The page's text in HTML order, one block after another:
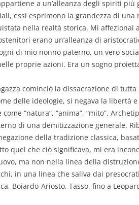
a un’alleanza degli spiriti
essi esprimono la grandezza di
nella realtà storica. Mi affezionai
erano un’alleanza di
di mio nonno paterno, un vero
proprie azioni. Era un sogno
cominciò la dissacrazione di
delle ideologie, si negava la libertà
“natura”, “anima”, “mito”.
di una demitizzazione generale.
della tradizione classica,
quel che ciò significava, mi era
ma non nella linea della
in una linea che saliva dai
Boiardo-Ariosto, Tasso, fino a